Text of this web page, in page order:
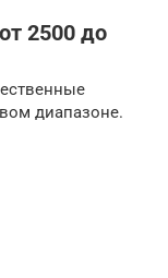
2500 до
диапазоне.